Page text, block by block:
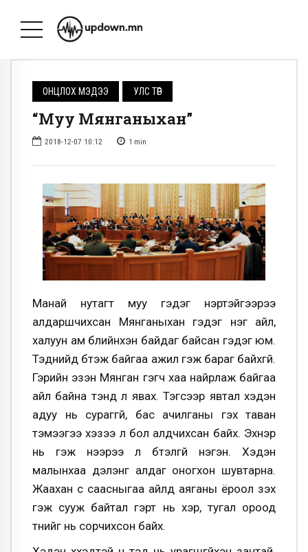
ОНЦЛОХ МЭДЭЭ УЛС ТӨР
“Муу Мянганыхан”
2018-12-07 10:12 1 min
Манай нутагт муу гэдэг нэртэйгээрээ
алдаршчихсан Мянганыхан гэдэг нэг айл,
халуун ам бүлийнхэн байдаг байсан гэдэг юм.
Тэднийд бүтэж байгаа ажил гэж бараг байхгүй.
Гэрийн эзэн Мянган гэгч хаа найрлаж байгаа
айл байна тэнд л явах. Тэгсээр явтал хэдэн
адуу нь сураггүй, бас ачилганы гэх таван
тэмээгээ хэзээ л бол алдчихсан байх. Эхнэр
нь гэж нээрээ л бүтэлгүй нэгэн. Хэдэн
малынхаа дэлэнг алдаг оногхон шувтарна.
Жаахан сүү саасныгаа айлд аяганы ёроол үзэх
гэж сууж байтал гэрт нь үхэр, тугал ороод
түүнийг нь сорчихсон байх.